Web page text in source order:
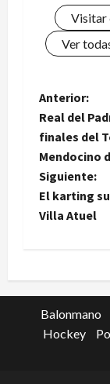
Visitar
Ver
N
a
v
e
c
i
Anterior:
Real del
finales del
Mendocino
Siguiente:
El karting
Villa Atuel
Balonmano
Hockey